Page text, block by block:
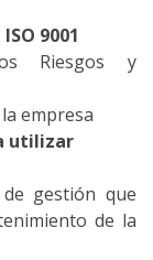
9001
Riesgos y
empresa
utilizar
gestión que
de la